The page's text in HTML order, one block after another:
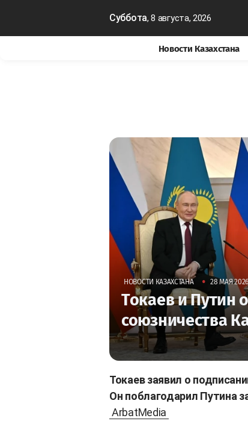
Суббота, 8 августа, 2026
Новости Казахстана
НОВОСТИ КАЗАХСТАНА • 28 МАЯ
Токаев и Путин
союзничества
Токаев заявил о
Он поблагодарил Путина
ArbatMedia